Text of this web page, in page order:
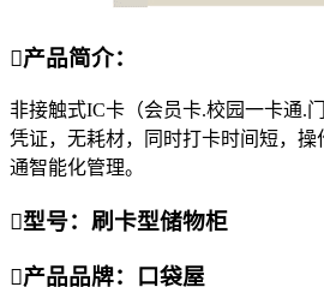
产品简介：
非接触式IC卡（会员卡.校园一卡通.
凭证，无耗材，同时打卡时间短，
通智能化管理。
型号：刷卡型储物柜
产品品牌：口袋屋